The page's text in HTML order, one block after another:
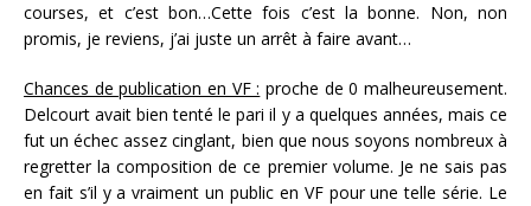
courses, et c’est bon…Cette fois c’est la bonne. Non, non
promis, je reviens, j’ai juste un arrêt à faire avant…
Chances de publication en VF : proche de 0 malheureusement.
Delcourt avait bien tenté le pari il y a quelques années, mais ce
fut un échec assez cinglant, bien que nous soyons nombreux à
regretter la composition de ce premier volume. Je ne sais pas
en fait s’il y a vraiment un public en VF pour une telle série. Le